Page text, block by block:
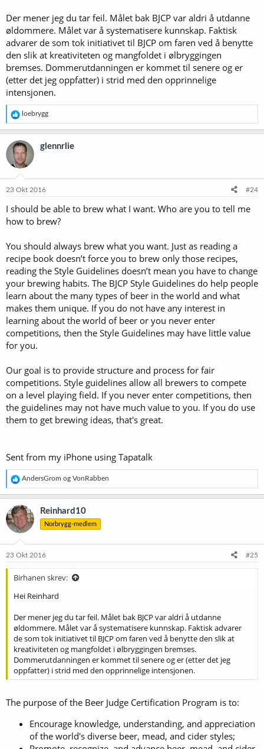
Der mener jeg du tar feil. Målet bak BJCP var aldri å utdanne
øldommere. Målet var å systematisere kunnskap. Faktisk
advarer de som tok initiativet til BJCP om faren ved å benytte
den slik at kreativiteten og mangfoldet i ølbryggingen
bremses. Dommerutdanningen er kommet til senere og er
(etter det jeg oppfatter) i strid med den opprinnelige
intensjonen.
R
e
a
k
s
j
o
e
:
loebrygg
glennrlie
23 Okt 2016 #24
I should be able to brew what I want. Who are you to tell me
how to brew?
You should always brew what you want. Just as reading a
recipe book doesn’t force you to brew only those recipes,
reading the Style Guidelines doesn’t mean you have to change
your brewing habits. The BJCP Style Guidelines do help people
learn about the many types of beer in the world and what
makes them unique. If you do not have any interest in
learning about the world of beer or you never enter
competitions, then the Style Guidelines may have little value
for you.
Our goal is to provide structure and process for fair
competitions. Style guidelines allow all brewers to compete
on a level playing field. If you never enter competitions, then
the guidelines may not have much value to you. If you do use
them to get brewing ideas, that's great.
Sent from my iPhone using Tapatalk
R
e
a
k
s
j
o
e
AndersGrom og VonRabben
Reinhard10
Norbrygg-medlem
23 Okt 2016 #25
Birhanen skrev:
Hei Reinhard
Der mener jeg du tar feil. Målet bak BJCP var aldri å utdanne
øldommere. Målet var å systematisere kunnskap. Faktisk advarer
de som tok initiativet til BJCP om faren ved å benytte den slik at
kreativiteten og mangfoldet i ølbryggingen bremses.
Dommerutdanningen er kommet til senere og er (etter det jeg
oppfatter) i strid med den opprinnelige intensjonen.
The purpose of the Beer Judge Certification Program is to:
Encourage knowledge, understanding, and appreciation
of the world's diverse beer, mead, and cider styles;